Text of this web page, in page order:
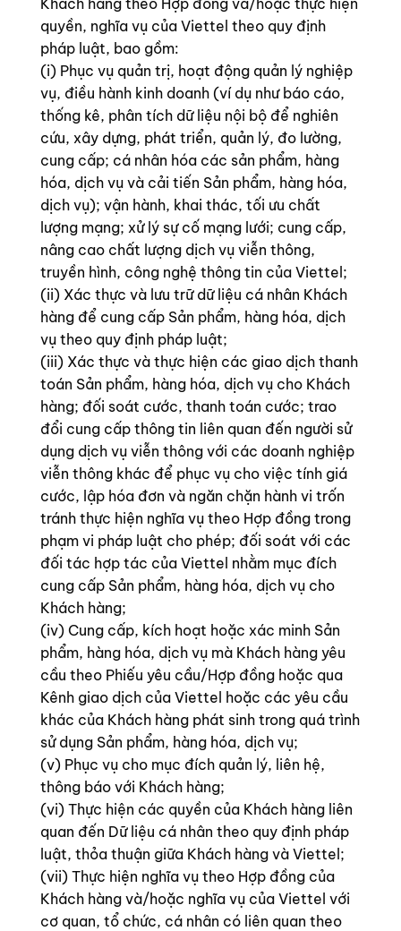
quyền, nghĩa vụ của Viettel theo quy định
pháp luật, bao gồm:
(i) Phục vụ quản trị, hoạt động quản lý nghiệp
vụ, điều hành kinh doanh (ví dụ như báo cáo,
thống kê, phân tích dữ liệu nội bộ để nghiên
cứu, xây dựng, phát triển, quản lý, đo lường,
cung cấp; cá nhân hóa các sản phẩm, hàng
hóa, dịch vụ và cải tiến Sản phẩm, hàng hóa,
dịch vụ); vận hành, khai thác, tối ưu chất
lượng mạng; xử lý sự cố mạng lưới; cung cấp,
nâng cao chất lượng dịch vụ viễn thông,
truyền hình, công nghệ thông tin của Viettel;
(ii) Xác thực và lưu trữ dữ liệu cá nhân Khách
hàng để cung cấp Sản phẩm, hàng hóa, dịch
vụ theo quy định pháp luật;
(iii) Xác thực và thực hiện các giao dịch thanh
toán Sản phẩm, hàng hóa, dịch vụ cho Khách
hàng; đối soát cước, thanh toán cước; trao
đổi cung cấp thông tin liên quan đến người sử
dụng dịch vụ viễn thông với các doanh nghiệp
viễn thông khác để phục vụ cho việc tính giá
cước, lập hóa đơn và ngăn chặn hành vi trốn
tránh thực hiện nghĩa vụ theo Hợp đồng trong
phạm vi pháp luật cho phép; đối soát với các
đối tác hợp tác của Viettel nhằm mục đích
cung cấp Sản phẩm, hàng hóa, dịch vụ cho
Khách hàng;
(iv) Cung cấp, kích hoạt hoặc xác minh Sản
phẩm, hàng hóa, dịch vụ mà Khách hàng yêu
cầu theo Phiếu yêu cầu/Hợp đồng hoặc qua
Kênh giao dịch của Viettel hoặc các yêu cầu
khác của Khách hàng phát sinh trong quá trình
sử dụng Sản phẩm, hàng hóa, dịch vụ;
(v) Phục vụ cho mục đích quản lý, liên hệ,
thông báo với Khách hàng;
(vi) Thực hiện các quyền của Khách hàng liên
quan đến Dữ liệu cá nhân theo quy định pháp
luật, thỏa thuận giữa Khách hàng và Viettel;
(vii) Thực hiện nghĩa vụ theo Hợp đồng của
Khách hàng và/hoặc nghĩa vụ của Viettel với
cơ quan, tổ chức, cá nhân có liên quan theo